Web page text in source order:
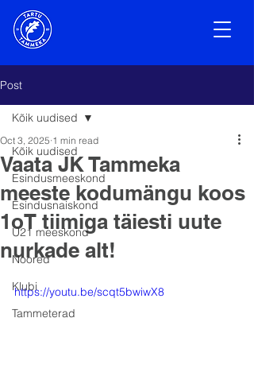
Post
Kõik uudised
Esindusmeeskond
Esindusnaiskond
U21 meeskond
Noored
Klubi
Tammeterad
Kõik uudised
Vaata JK Tammeka
meeste kodumängu koos
1oT tiimiga täiesti uute
nurkade alt!
Oct 3, 2025 1 min read
https://youtu.be/scqt5bwiwX8